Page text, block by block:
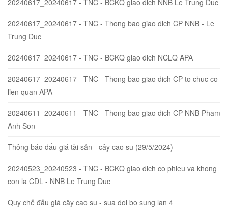
20240617_20240617 - TNC - Thong bao giao dich CP NNB - Le
Trung Duc
20240617_20240617 - TNC - BCKQ giao dich NCLQ APA
20240617_20240617 - TNC - Thong bao giao dich CP to chuc co
lien quan APA
20240611_20240611 - TNC - Thong bao giao dich CP NNB Pham
Anh Son
Thông báo đấu giá tài sản - cây cao su (29/5/2024)
20240523_20240523 - TNC - BCKQ giao dich co phieu va khong
con la CDL - NNB Le Trung Duc
Quy chế đấu giá cây cao su - sua doi bo sung lan 4